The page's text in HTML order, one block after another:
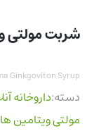
شربت مولتی
Ginkgoviton Syrup
دسته:داروخانه
مولتی ویتامین ها